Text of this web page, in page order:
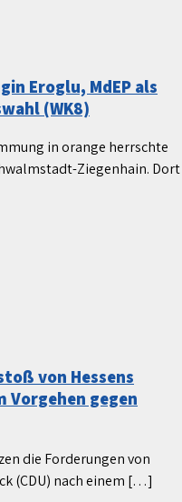
Eroglu, MdEP als
(WK8)
in orange herrschte
Ziegenhain. Dort
von Hessens
gegen
die Forderungen von
(CDU) nach einem […]